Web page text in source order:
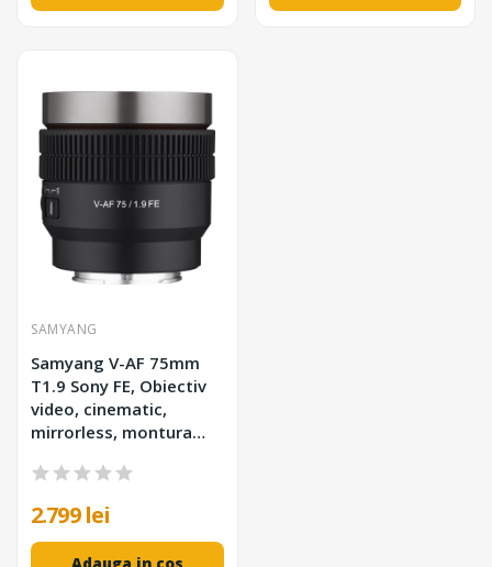
SAMYANG
Samyang V-AF 75mm
T1.9 Sony FE, Obiectiv
video, cinematic,
mirrorless, montura
2.799 lei